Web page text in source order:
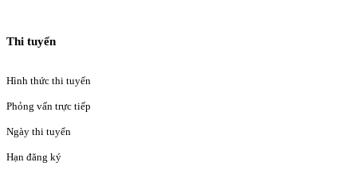
Thi tuyển
Hình thức thi tuyển
Phỏng vấn trực tiếp
Ngày thi tuyển
Hạn đăng ký